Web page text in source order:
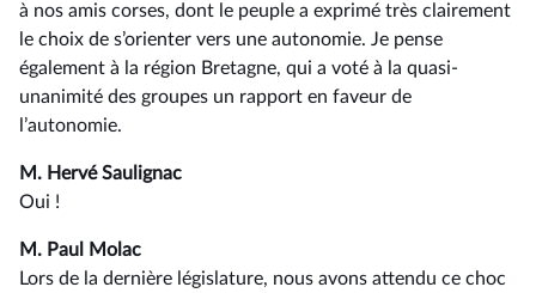
à nos amis corses, dont le peuple a exprimé très clairement
le choix de s’orienter vers une autonomie. Je pense
également à la région Bretagne, qui a voté à la quasi-
unanimité des groupes un rapport en faveur de
l’autonomie.
M. Hervé Saulignac
Oui !
M. Paul Molac
Lors de la dernière législature, nous avons attendu ce choc